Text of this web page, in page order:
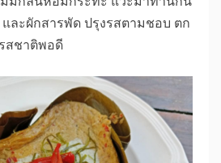
และผักสารพัด ปรุงรสตามชอบ ตก
สชาติพอดี